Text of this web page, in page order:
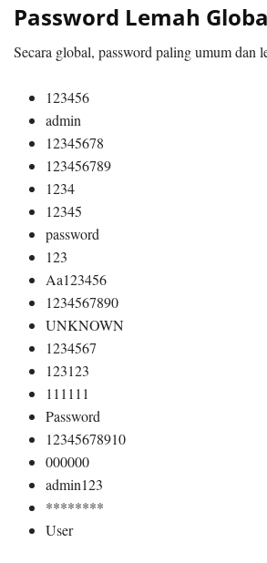
Password Lemah
Secara global, password paling umum dan
123456
admin
12345678
123456789
1234
12345
password
123
Aa123456
1234567890
UNKNOWN
1234567
123123
111111
Password
12345678910
000000
admin123
********
User